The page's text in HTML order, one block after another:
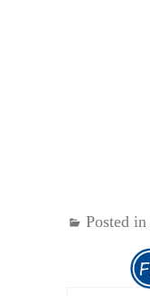
Posted in